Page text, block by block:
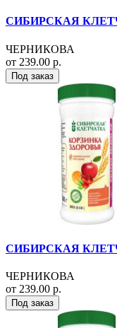
СИБИРСКАЯ
ЧЕРНИКОВА
от 239.00 р.
Под заказ
СИБИРСКАЯ
ЧЕРНИКОВА
от 239.00 р.
Под заказ